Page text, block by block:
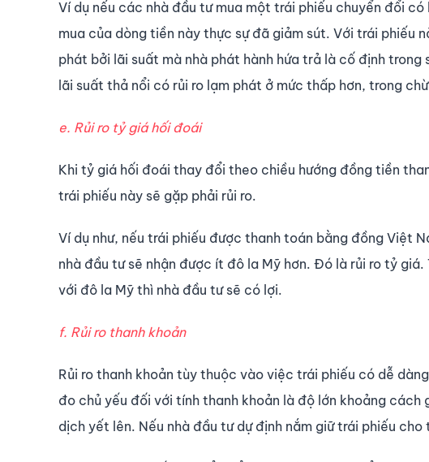
Ví dụ nếu các nhà đầu tư mua một trái phiếu chuyển đổi
mua của dòng tiền này thực sự đã giảm sút. Với trái phiếu
phát bởi lãi suất mà nhà phát hành hứa trả là cố định
lãi suất thả nổi có rủi ro lạm phát ở mức thấp hơn, trong
e. Rủi ro tỷ giá hối đoái
Khi tỷ giá hối đoái thay đổi theo chiều hướng đồng tiền
trái phiếu này sẽ gặp phải rủi ro.
Ví dụ như, nếu trái phiếu được thanh toán bằng đồng Việt
nhà đầu tư sẽ nhận được ít đô la Mỹ hơn. Đó là rủi ro tỷ
với đô la Mỹ thì nhà đầu tư sẽ có lợi.
f. Rủi ro thanh khoản
Rủi ro thanh khoản tùy thuộc vào việc trái phiếu có dễ
đo chủ yếu đối với tính thanh khoản là độ lớn khoảng
dịch yết lên. Nếu nhà đầu tư dự định nắm giữ trái phiếu